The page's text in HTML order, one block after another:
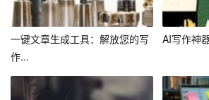
五、积极参与酒店营销活动
1. 了解酒店营销活动计划，积极参与宣
知名度和美誉度。
2. 结合酒店营销活动，为客户提供个
一键文章生成工具：解放您的写
作...
AI写作神